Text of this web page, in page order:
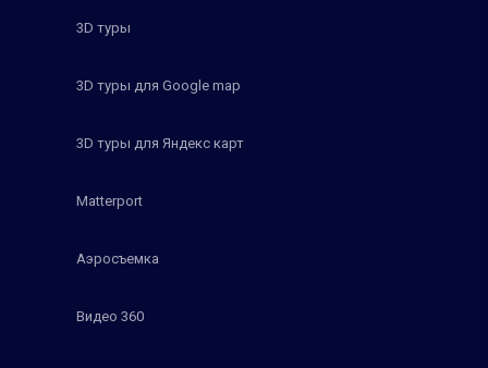
3D туры
3D туры для Google map
3D туры для Яндекс карт
Matterport
Аэросъемка
Видео 360